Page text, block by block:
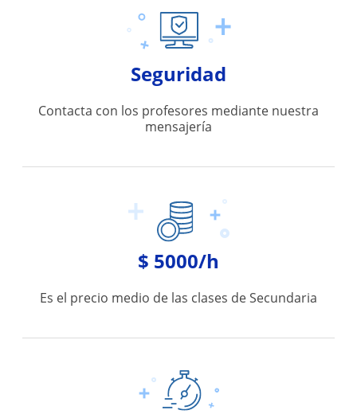
Seguridad
Contacta con los profesores mediante nuestra
mensajería
$ 5000/h
Es el precio medio de las clases de Secundaria